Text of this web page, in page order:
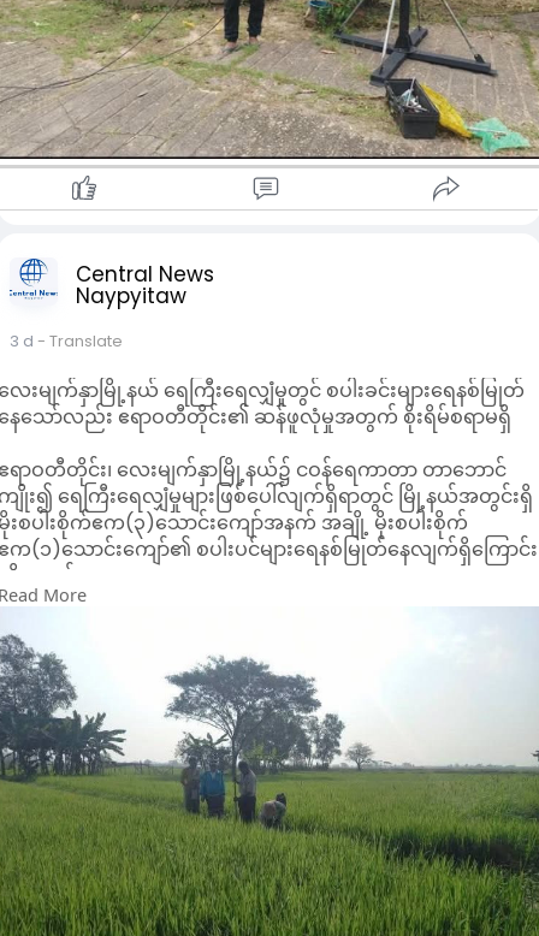
Central News
Naypyitaw
3 d - Translate
ေးမျက်နှာမြို့နယ် ရေကြီးရေလျှံမှုတွင် စပါးခင်းများရေနစ်မြုတ်
ေသော်လည်း ဧရာဝတီတိုင်း၏ ဆန်ဖူလုံမှုအတွက် စိုးရိမ်စရာမရှိ
ရာဝတီတိုင်း၊ လေးမျက်နှာမြို့နယ်၌ ငဝန်ရေကာတာ တာဘောင်
ျိုး၍ ရေကြီးရေလျှံမှုများဖြစ်ပေါ်လျက်ရှိရာတွင် မြို့နယ်အတွင်းရှိ
းစပါးစိုက်ဧက(၃)သောင်းကျော်အနက် အချို့ မိုးစပါးစိုက်
က(၁)သောင်းကျော်၏ စပါးပင်များရေနစ်မြုတ်နေလျက်ရှိကြောင်း
ရသည်။
သို့ လေးမျက်နှာမြို့နယ်အတွင်းရှိ မိုးစပါးစိုက်ဧကများမှ စပါးပင်
ျားရေနစ်မြုတ်နေသော်လည်း ဧရာဝတီတိုင်း၏ ဆန်ဖူလုံမှု
ည်(၄၇၃)ရာခိုင်နှုန်းကျော်ရှိနေ၍ ဆန်ဖူလုံမှုအတွက်စိုးရိမ်ပူပန်
ရာမရှိဟု တိုင်းအစိုး ရအဖွဲ့ကအသိပေးထားကြောင်း သိရသည်။
ပြင် စပါးပင်များသည် ရေနစ်မြုပ်မှုအား(၁၄)ရက်ခန်ခံနိုင်ရည်ရှိ
ာ လက်ရှိကာအတွင်း ရေပြန်လည်ကျဆင်းသွားပါက စပါးပင်များ
ခိုက်မှုမရှိနိုင်ကြောင်း တိုင်းအစိုးရအဖွဲ့ကအသိပေးခဲ့ကြောင်း သိရ
ည်။
ရာဝတီတိုင်း၌ မိုးစပါးအားစိုက်ဧက(၃ ဒသမ ၇)သန်းတွင်စိုက်ပျိုး
ား၍ လေးမျက်နှာမြို့နယ်၏ မိုးစပါးစိုက်ဧကများအတွင်းရေနစ်
ြုပ်မှုသည် တိုင်းစပါးစိုက်ဧက၏(၀ ဒသမ ၃၁)ရာခိုင်နှုန်းသာရှိရာ
းစပါးစိုက်ပျိုးမှုအပေါ် ကြီးမားသည့်ထိခိုက်မှုမရှိနိုင်ဟု တိုင်း
စိုးရအဖွဲ့ကအသိပေးခဲ့ကြောင်း သိရသည်။
More